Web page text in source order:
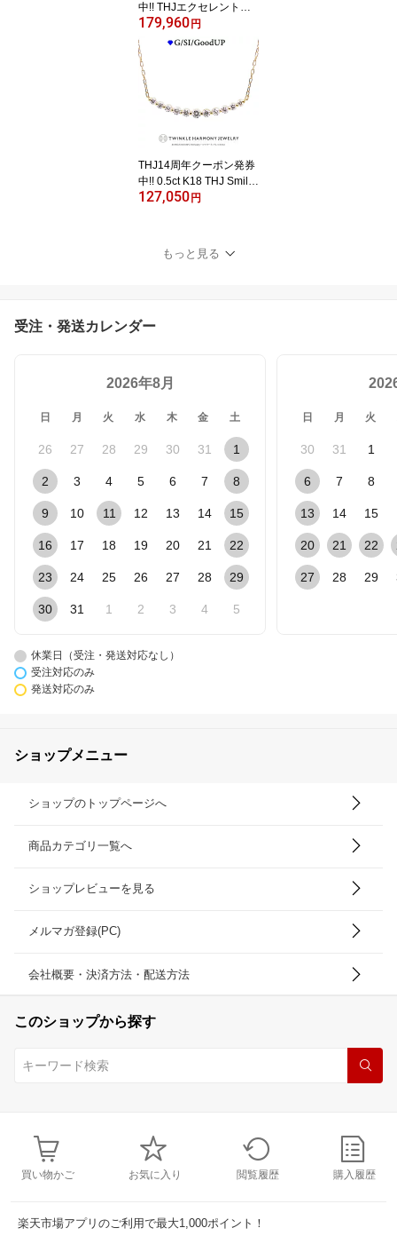
中!! THJエクセレント倶
楽部 0.5ct Pt900 THJ EX
C「麗-smart」エタニテ
ィリングD0.5ct 【無色透
明 D-E/VVS/Excellent U
P】 エタニティ プレゼン
ト 指輪
179,960 円
THJ14周年クーポン発券
中!! 0.5ct K18 THJ Smile
y〜スマイリーネックレ
品質SIクラス以上 11石 1
8金 18k ネックレス プレ
127,050 円
もっと見る
受注・発送カレンダー
2026年8月
日 月 火 水 木 金 土
26 27 28 29 30 31 1
2 3 4 5 6 7 8
9 10 11 12 13 14 15
16 17 18 19 20 21 22
23 24 25 26 27 28 29
30 31 1 2 3 4 5
日 月 火
30 31 1
6 7 8
13 14 15
20 21 22
27 28 29
休業日（受注・発送対応なし）
受注対応のみ
発送対応のみ
ショップメニュー
ショップのトップページへ
商品カテゴリ一覧へ
ショップレビューを見る
メルマガ登録(PC)
会社概要・決済方法・配送方法
このショップから探す
買い物かご お気に入り 閲覧履歴 購入履歴
楽天市場アプリのご利用で最大1,000ポイント！